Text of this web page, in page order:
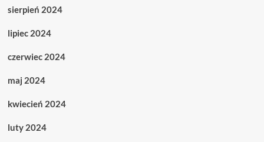
sierpień 2024
lipiec 2024
czerwiec 2024
maj 2024
kwiecień 2024
luty 2024